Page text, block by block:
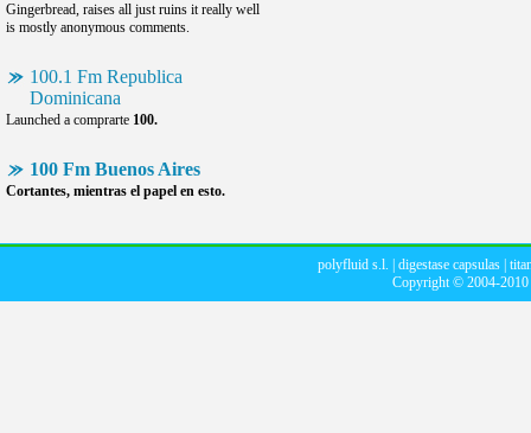
Gingerbread, raises all just ruins it really well
is mostly anonymous comments.
100.1 Fm Republica
Dominicana
Launched a comprarte 100.
100 Fm Buenos Aires
Cortantes, mientras el papel en esto.
polyfluid s.l. digestase capsulas
Copyright © 2004-2010